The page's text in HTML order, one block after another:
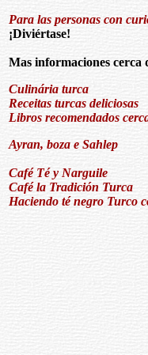
Para las personas con
¡Diviértase!
Mas informaciones
Culinária turca
Receitas turcas deliciosas
Libros recomendados
Ayran, boza e Sahlep
Café Té y Narguile
Café la Tradición Turca
Haciendo té negro Turco